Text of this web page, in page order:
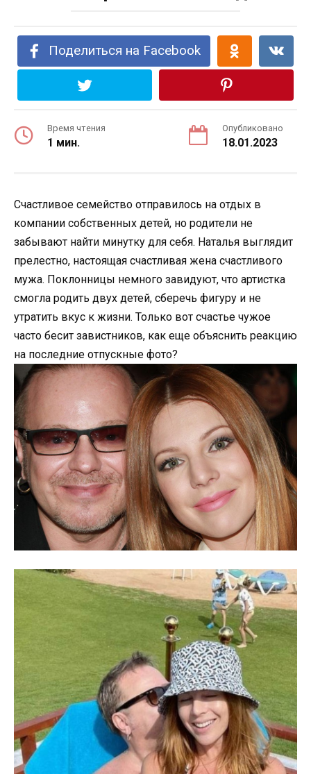
Поделиться на Facebook
Время чтения
1 мин.
Опубликовано
18.01.2023
Счастливое семейство отправилось на отдых в
компании собственных детей, но родители не
забывают найти минутку для себя. Наталья выглядит
прелестно, настоящая счастливая жена счастливого
мужа. Поклонницы немного завидуют, что артистка
смогла родить двух детей, сберечь фигуру и не
утратить вкус к жизни. Только вот счастье чужое
часто бесит завистников, как еще объяснить реакцию
на последние отпускные фото?